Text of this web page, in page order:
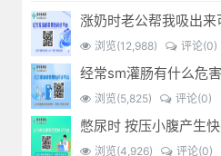
涨奶时老公帮我吸出来
浏览(12,988) 评论(0)
浏览(5,825) 评论(0)
浏览(4,926) 评论(0)